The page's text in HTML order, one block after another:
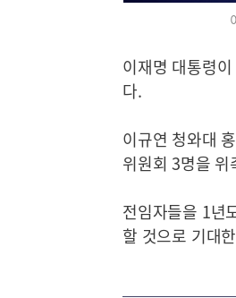
이재명 대통령
다.
이규연 청와대
위원회 3명을
전임자들을 1년
할 것으로 기대